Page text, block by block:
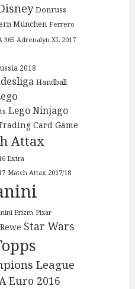
Donruss
München Ferrero
365 Adrenalyn XL 2017
2018
Handball
Lego Ninjago
Card Game
Attax
Extra
Match Attax 2017/18
Prizm Pixar
Rewe Star Wars
League
Euro 2016